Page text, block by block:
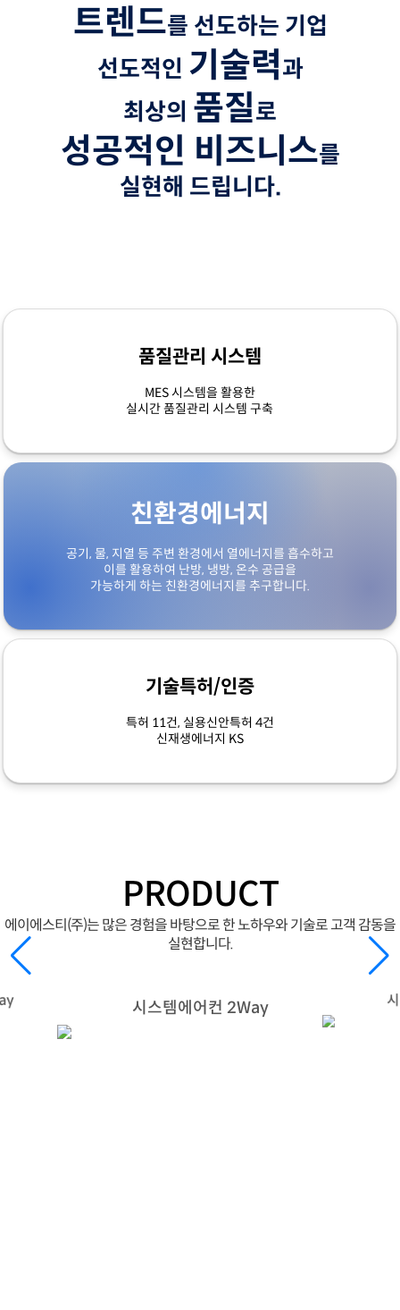
트렌드를 선도하는 기업
선도적인 기술력과
최상의 품질로
성공적인 비즈니스를
실현해 드립니다.
품질관리 시스템
MES 시스템을 활용한
실시간 품질관리 시스템 구축
친환경에너지
공기, 물, 지열 등 주변 환경에서 열에너지를 흡수하고
이를 활용하여 난방, 냉방, 온수 공급을
가능하게 하는 친환경에너지를 추구합니다.
기술특허/인증
특허 11건, 실용신안특허 4건
신재생에너지 KS
PRODUCT
에이에스티(주)는 많은 경험을 바탕으로 한 노하우와 기술로 고객 감동을
실현합니다.
시스템에어컨 2Way